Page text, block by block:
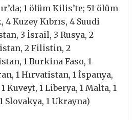
1 ölüm Kilis’te; 51 ölüm
4 Kuzey Kıbrıs, 4 Suudi
3 İsrail, 3 Rusya, 2
2 Filistin, 2
1 Burkina Faso, 1
1 Hırvatistan, 1 İspanya,
Kuveyt, 1 Liberya, 1 Malta, 1
Slovakya, 1 Ukrayna)